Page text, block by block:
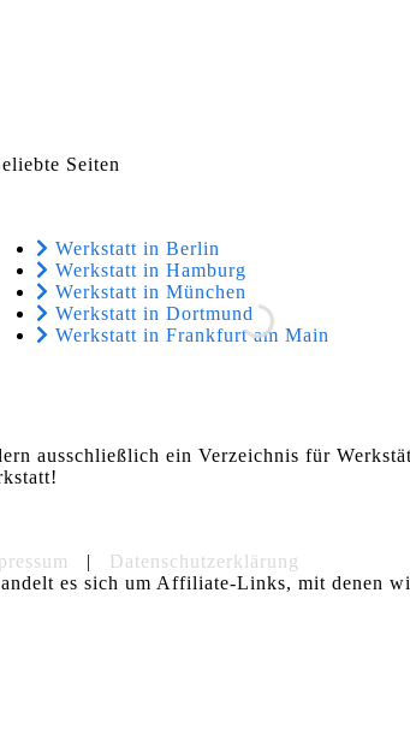
Seiten
Werkstatt in Berlin
Werkstatt in Hamburg
Werkstatt in München
Werkstatt in Dortmund
Werkstatt in Frankfurt am Main
ausschließlich ein Verzeichnis für
| Datenschutzerklärung
es sich um Affiliate-Links, mit denen